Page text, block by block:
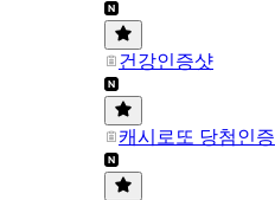
건강인증샷
캐시로또 당첨인증